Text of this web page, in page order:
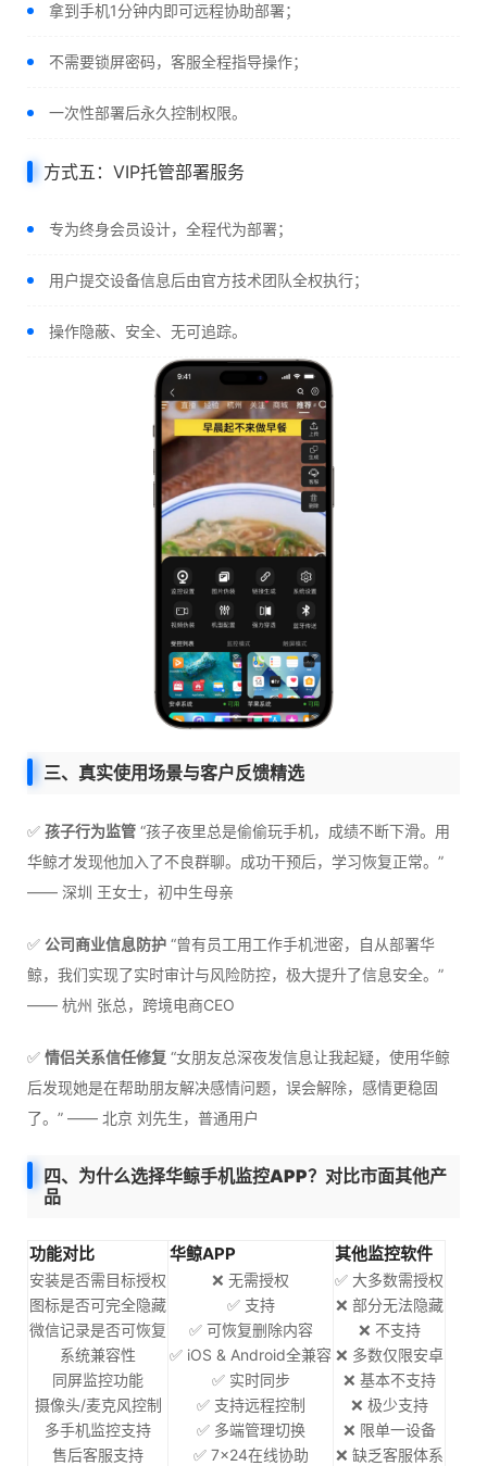
拿到手机1分钟内即可远程协助部署；
不需要锁屏密码，客服全程指导操作；
一次性部署后永久控制权限。
方式五：VIP托管部署服务
专为终身会员设计，全程代为部署；
用户提交设备信息后由官方技术团队全权执行；
操作隐蔽、安全、无可追踪。
三、真实使用场景与客户反馈精选
✅ 孩子行为监管 “孩子夜里总是偷偷玩手机，成绩不断下滑。用
华鲸才发现他加入了不良群聊。成功干预后，学习恢复正常。”
—— 深圳 王女士，初中生母亲
✅ 公司商业信息防护 “曾有员工用工作手机泄密，自从部署华
鲸，我们实现了实时审计与风险防控，极大提升了信息安全。”
—— 杭州 张总，跨境电商CEO
✅ 情侣关系信任修复 “女朋友总深夜发信息让我起疑，使用华鲸
后发现她是在帮助朋友解决感情问题，误会解除，感情更稳固
了。” —— 北京 刘先生，普通用户
四、为什么选择华鲸手机监控APP？对比市面其他产
品
功能对比 华鲸APP 其他监控软件
安装是否需目标授权 ❌ 无需授权
✅ 大多数需授权
图标是否可完全隐藏
✅ 支持
❌ 部分无法隐藏
微信记录是否可恢复
✅ 可恢复删除内容
❌ 不支持
系统兼容性
✅ iOS & Android全兼容 ❌ 多数仅限安卓
同屏监控功能
✅ 实时同步
❌ 基本不支持
摄像头/麦克风控制
✅ 支持远程控制
❌ 极少支持
多手机监控支持
✅ 多端管理切换
❌ 限单一设备
售后客服支持
✅ 7×24在线协助 ❌ 缺乏客服体系